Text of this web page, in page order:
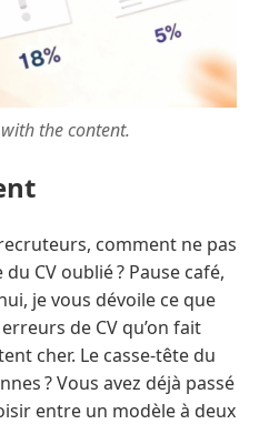
the content.
comment ne pas
CV oublié ? Pause café,
je vous dévoile ce que
de CV qu’on fait
cher. Le casse-tête du
? Vous avez déjà passé
entre un modèle à deux